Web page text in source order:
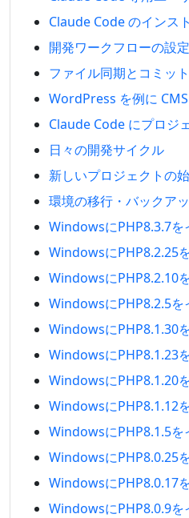
Claude Code のインス
開発ワークフローの設定
ファイル同期とコミッ
WordPress を例に
Claude Code にプロジ
日々の開発サイクル
新しいプロジェクトの
環境の移行・バックア
WindowsにPHP8.3.7を
WindowsにPHP8.2.25
WindowsにPHP8.2.10
WindowsにPHP8.2.5を
WindowsにPHP8.1.30
WindowsにPHP8.1.23
WindowsにPHP8.1.20
WindowsにPHP8.1.12
WindowsにPHP8.1.5を
WindowsにPHP8.0.25
WindowsにPHP8.0.17
WindowsにPHP8.0.9を